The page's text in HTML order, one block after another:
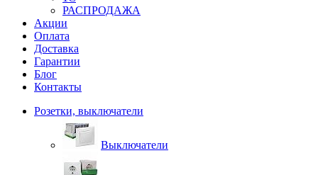
РАСПРОДАЖА
Акции
Оплата
Доставка
Гарантии
Блог
Контакты
Розетки, выключатели
Выключатели